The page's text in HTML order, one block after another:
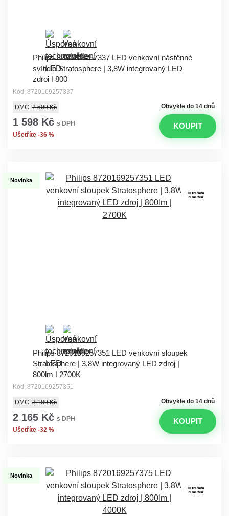
Philips 8720169257337 LED venkovní nástěnné
svítidlo Stratosphere | 3,8W integrovaný LED
zdroj | 800
Kód: 8720169257337
Obvykle do 14 dnů
DMC: 2 509 Kč
1 598 Kč s DPH
Ušetříte -36 %
KOUPIT
Novinka
DOPRAVA
ZDARMA
Philips 8720169257351 LED venkovní sloupek
Stratosphere | 3,8W integrovaný LED zdroj |
800lm | 2700K
Kód: 8720169257351
Obvykle do 14 dnů
DMC: 3 189 Kč
2 165 Kč s DPH
Ušetříte -32 %
KOUPIT
Novinka
DOPRAVA
ZDARMA